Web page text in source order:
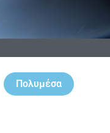
Πολυμέσα